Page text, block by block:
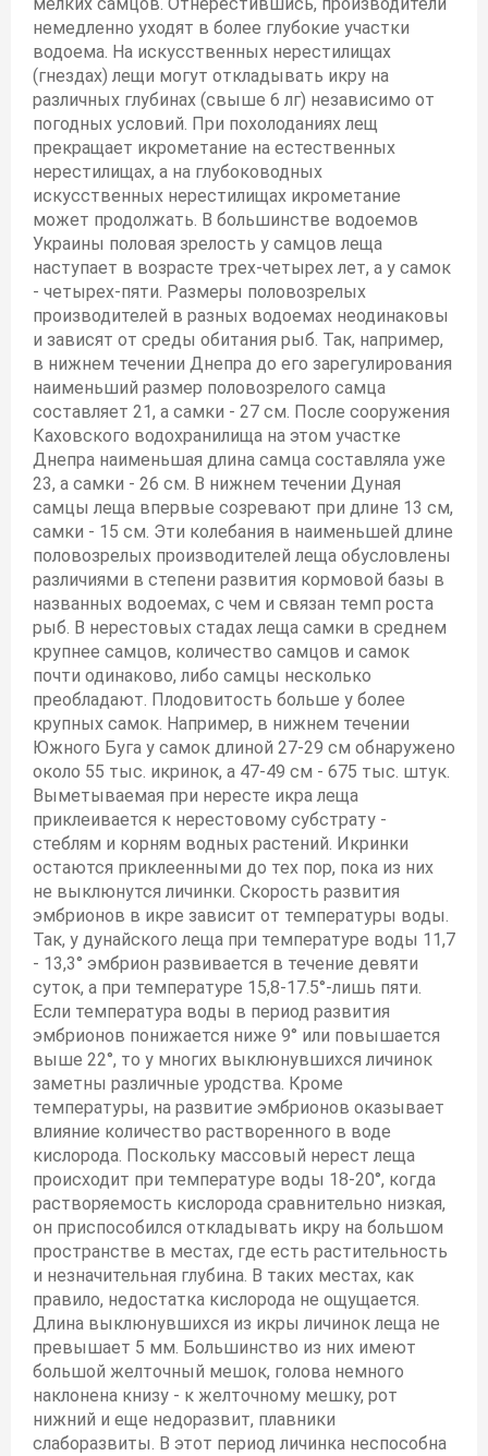
мелких самцов. Отнерестившись, производители
немедленно уходят в более глубокие участки
водоема. На искусственных нерестилищах
(гнездах) лещи могут откладывать икру на
различных глубинах (свыше 6 лг) независимо от
погодных условий. При похолоданиях лещ
прекращает икрометание на естественных
нерестилищах, а на глубоководных
искусственных нерестилищах икрометание
может продолжать. В большинстве водоемов
Украины половая зрелость у самцов леща
наступает в возрасте трех-четырех лет, а у самок
- четырех-пяти. Размеры половозрелых
производителей в разных водоемах неодинаковы
и зависят от среды обитания рыб. Так, например,
в нижнем течении Днепра до его зарегулирования
наименьший размер половозрелого самца
составляет 21, а самки - 27 см. После сооружения
Каховского водохранилища на этом участке
Днепра наименьшая длина самца составляла уже
23, а самки - 26 см. В нижнем течении Дуная
самцы леща впервые созревают при длине 13 см,
самки - 15 см. Эти колебания в наименьшей длине
половозрелых производителей леща обусловлены
различиями в степени развития кормовой базы в
названных водоемах, с чем и связан темп роста
рыб. В нерестовых стадах леща самки в среднем
крупнее самцов, количество самцов и самок
почти одинаково, либо самцы несколько
преобладают. Плодовитость больше у более
крупных самок. Например, в нижнем течении
Южного Буга у самок длиной 27-29 см обнаружено
около 55 тыс. икринок, а 47-49 см - 675 тыс. штук.
Выметываемая при нересте икра леща
приклеивается к нерестовому субстрату -
стеблям и корням водных растений. Икринки
остаются приклеенными до тех пор, пока из них
не выклюнутся личинки. Скорость развития
эмбрионов в икре зависит от температуры воды.
Так, у дунайского леща при температуре воды 11,7
- 13,3° эмбрион развивается в течение девяти
суток, а при температуре 15,8-17.5°-лишь пяти.
Если температура воды в период развития
эмбрионов понижается ниже 9° или повышается
выше 22°, то у многих выклюнувшихся личинок
заметны различные уродства. Кроме
температуры, на развитие эмбрионов оказывает
влияние количество растворенного в воде
кислорода. Поскольку массовый нерест леща
происходит при температуре воды 18-20°, когда
растворяемость кислорода сравнительно низкая,
он приспособился откладывать икру на большом
пространстве в местах, где есть растительность
и незначительная глубина. В таких местах, как
правило, недостатка кислорода не ощущается.
Длина выклюнувшихся из икры личинок леща не
превышает 5 мм. Большинство из них имеют
большой желточный мешок, голова немного
наклонена книзу - к желточному мешку, рот
нижний и еще недоразвит, плавники
слаборазвиты. В этот период личинка неспособна